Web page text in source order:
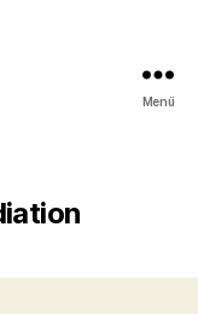
Menü